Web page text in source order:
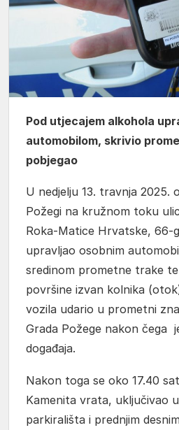
Pod utjecajem alkohola
automobilom, skrivio
pobjegao
U nedjelju 13. travnja 2025.
Požegi na kružnom toku
Roka-Matice Hrvatske, 66-
upravljao osobnim
sredinom prometne trake
površine izvan kolnika
vozila udario u prometni
Grada Požege nakon čega
događaja.
Nakon toga se oko 17.40
Kamenita vrata, uključivao
parkirališta i prednjim